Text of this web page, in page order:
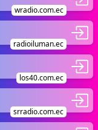
wradio.com.ec
radioiluman.ec
los40.com.ec
srradio.com.ec